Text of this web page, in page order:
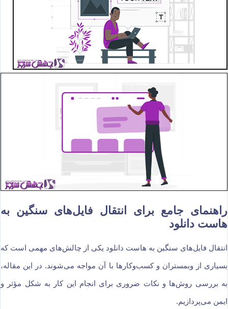
راهنمای جامع برای انتقال فایل‌های سنگین به
هاست دانلود
انتقال فایل‌های سنگین به هاست دانلود یکی از چالش‌های مهمی است که
بسیاری از وبمستران و کسب‌وکارها با آن مواجه می‌شوند. در این مقاله،
به بررسی روش‌ها و نکات ضروری برای انجام این کار به شکل مؤثر و
ایمن می‌پردازیم.